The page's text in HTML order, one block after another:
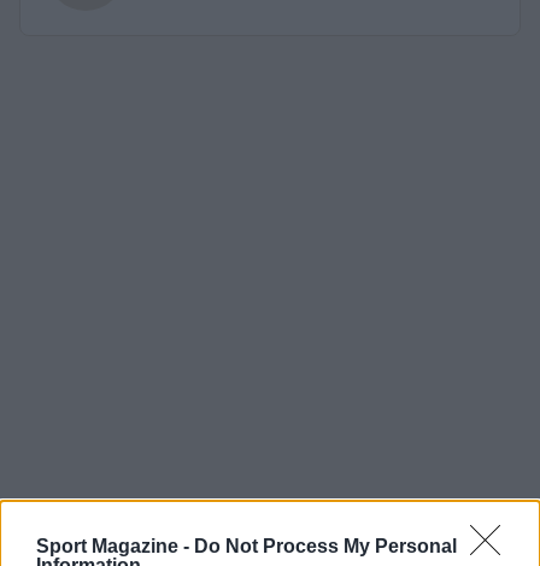
Sport Magazine - Do Not Process My Personal